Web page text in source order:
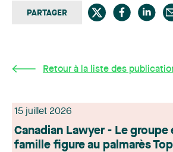
PARTAGER
Retour à la liste des
15 juillet 2026
Canadian Lawyer - Le groupe
famille figure au palmarès